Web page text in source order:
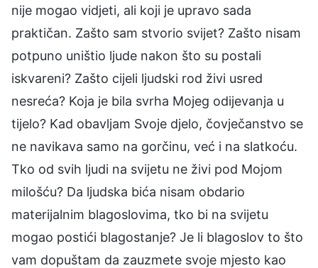
nije mogao vidjeti, ali koji je upravo sada
praktičan. Zašto sam stvorio svijet? Zašto nisam
potpuno uništio ljude nakon što su postali
iskvareni? Zašto cijeli ljudski rod živi usred
nesreća? Koja je bila svrha Mojeg odijevanja u
tijelo? Kad obavljam Svoje djelo, čovječanstvo se
ne navikava samo na gorčinu, već i na slatkoću.
Tko od svih ljudi na svijetu ne živi pod Mojom
milošću? Da ljudska bića nisam obdario
materijalnim blagoslovima, tko bi na svijetu
mogao postići blagostanje? Je li blagoslov to što
vam dopuštam da zauzmete svoje mjesto kao